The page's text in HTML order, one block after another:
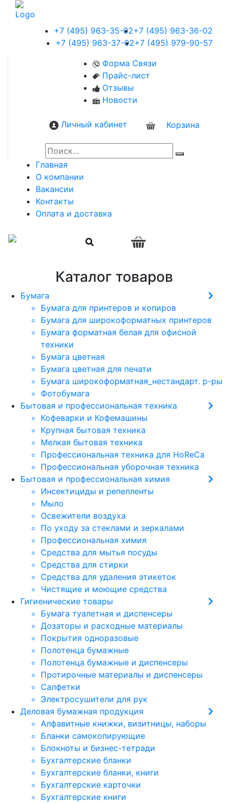
+7 (495) 963-35-02+7 (495) 963-36-02
+7 (495) 963-37-02+7 (495) 979-90-57
Форма Связи
Прайс-лист
Отзывы
Новости
Личный кабинет Корзина
Главная
О компании
Вакансии
Контакты
Оплата и доставка
Каталог товаров
Бумага
Бумага для принтеров и копиров
Бумага для широкоформатных принтеров
Бумага форматная белая для офисной
техники
Бумага цветная
Бумага цветная для печати
Бумага широкоформатная_нестандарт. р-ры
Фотобумага
Бытовая и профессиональная техника
Кофеварки и Кофемашины
Крупная бытовая техника
Мелкая бытовая техника
Профессиональная техника для HoReCa
Профессиональная уборочная техника
Бытовая и профессиональная химия
Инсектициды и репелленты
Мыло
Освежители воздуха
По уходу за стеклами и зеркалами
Профессиональная химия
Средства для мытья посуды
Средства для стирки
Средства для удаления этикеток
Чистящие и моющие средства
Гигиенические товары
Бумага туалетная и диспенсеры
Дозаторы и расходные материалы
Покрытия одноразовые
Полотенца бумажные
Полотенца бумажные и диспенсеры
Протирочные материалы и диспенсеры
Салфетки
Электросушители для рук
Деловая бумажная продукция
Алфавитные книжки, визитницы, наборы
Бланки самокопирующие
Блокноты и бизнес-тетради
Бухгалтерские бланки
Бухгалтерские бланки, книги
Бухгалтерские карточки
Бухгалтерские книги